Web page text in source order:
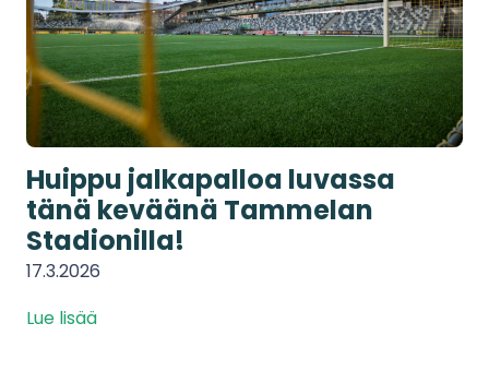
Huippu jalkapalloa luvassa
tänä keväänä Tammelan
Stadionilla!
17.3.2026
Lue lisää